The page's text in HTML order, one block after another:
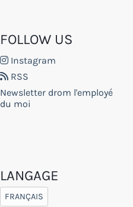
FOLLOW US
Instagram
RSS
Newsletter drom l'employé
du moi
LANGAGE
FRANÇAIS